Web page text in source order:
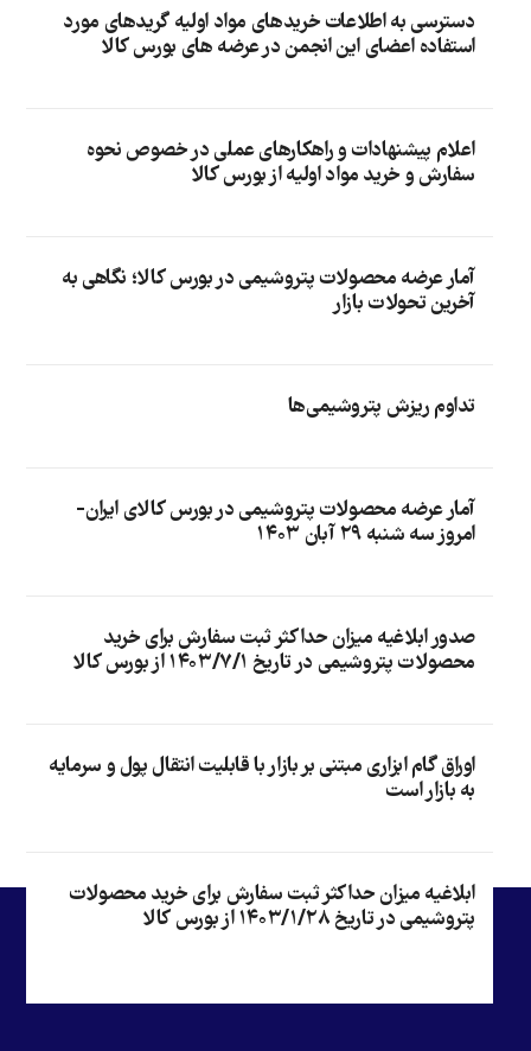
دسترسی به اطلاعات خریدهای مواد اولیه گریدهای مورد
استفاده اعضای این انجمن در عرضه های بورس کالا
اعلام پیشنهادات و راهکارهای عملی در خصوص نحوه
سفارش و خرید مواد اولیه از بورس کالا
آمار عرضه محصولات پتروشیمی در بورس کالا؛ نگاهی به
آخرین تحولات بازار
تداوم ریزش پتروشیمی‌ها
آمار عرضه محصولات پتروشیمی در بورس کالای ایران-
امروز سه شنبه ۲۹ آبان ۱۴۰۳
صدور ابلاغیه میزان حداکثر ثبت سفارش برای خرید
محصولات پتروشیمی در تاریخ ۱۴۰۳/۷/۱ از بورس کالا
اوراق گام ابزاری مبتنی بر بازار با قابلیت انتقال پول و سرمایه
به بازار است
ابلاغیه میزان حداکثر ثبت سفارش برای خرید محصولات
پتروشیمی در تاریخ ۱۴۰۳/۱/۲۸ از بورس کالا